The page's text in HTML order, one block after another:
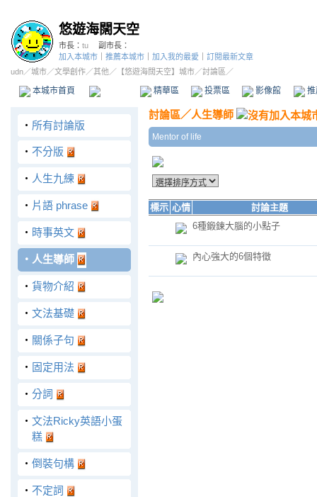
悠遊海闊天空
市長： tu
副市長：
加入本城市
推薦本城市 加入我的最愛
訂閱最新文章
udn／城市／文學創作／其他 ／ 【悠遊海闊天空】城市／討論區／
本城市首頁 精華區 投票區 影像館
‧ 所有討論版
‧ 不分版
‧ 人生九練
‧ 片語 phrase
‧ 時事英文
‧ 人生導師
‧ 貨物介紹
‧ 文法基礎
‧ 關係子句
‧ 固定用法
‧ 分詞
‧ 文法Ricky英語小蛋
糕
‧ 倒裝句構
‧ 不定詞
討論區／人生導師
Mentor of life
標示 心情
討論主題
6種鍛鍊大腦的小點子
內心強大的6個特徵